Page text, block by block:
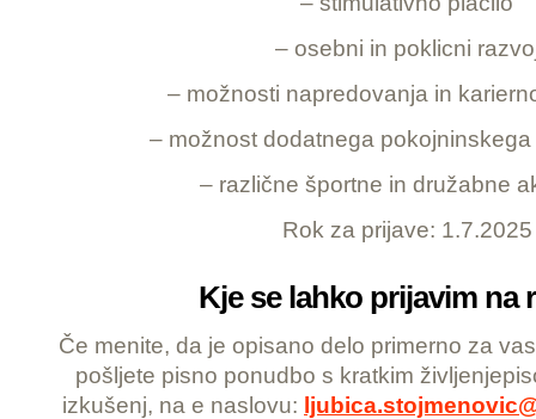
– osebni in poklicni
– možnosti napredovanja in
– možnost dodatnega
– različne športne in družabne
Rok za prijave: 1.7.2025
Kje se lahko prijavim na
Če menite, da je opisano delo primerno za
pošljete pisno ponudbo s kratkim
izkušenj, na e naslovu: